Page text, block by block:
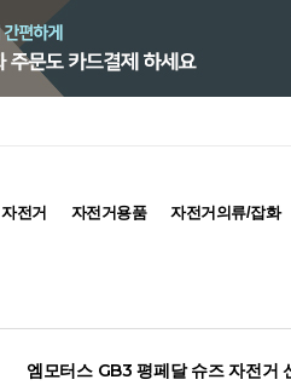
자전거 자전거용품 자전거의류/잡화
엠모터스 GB3 평페달 슈즈 자전거